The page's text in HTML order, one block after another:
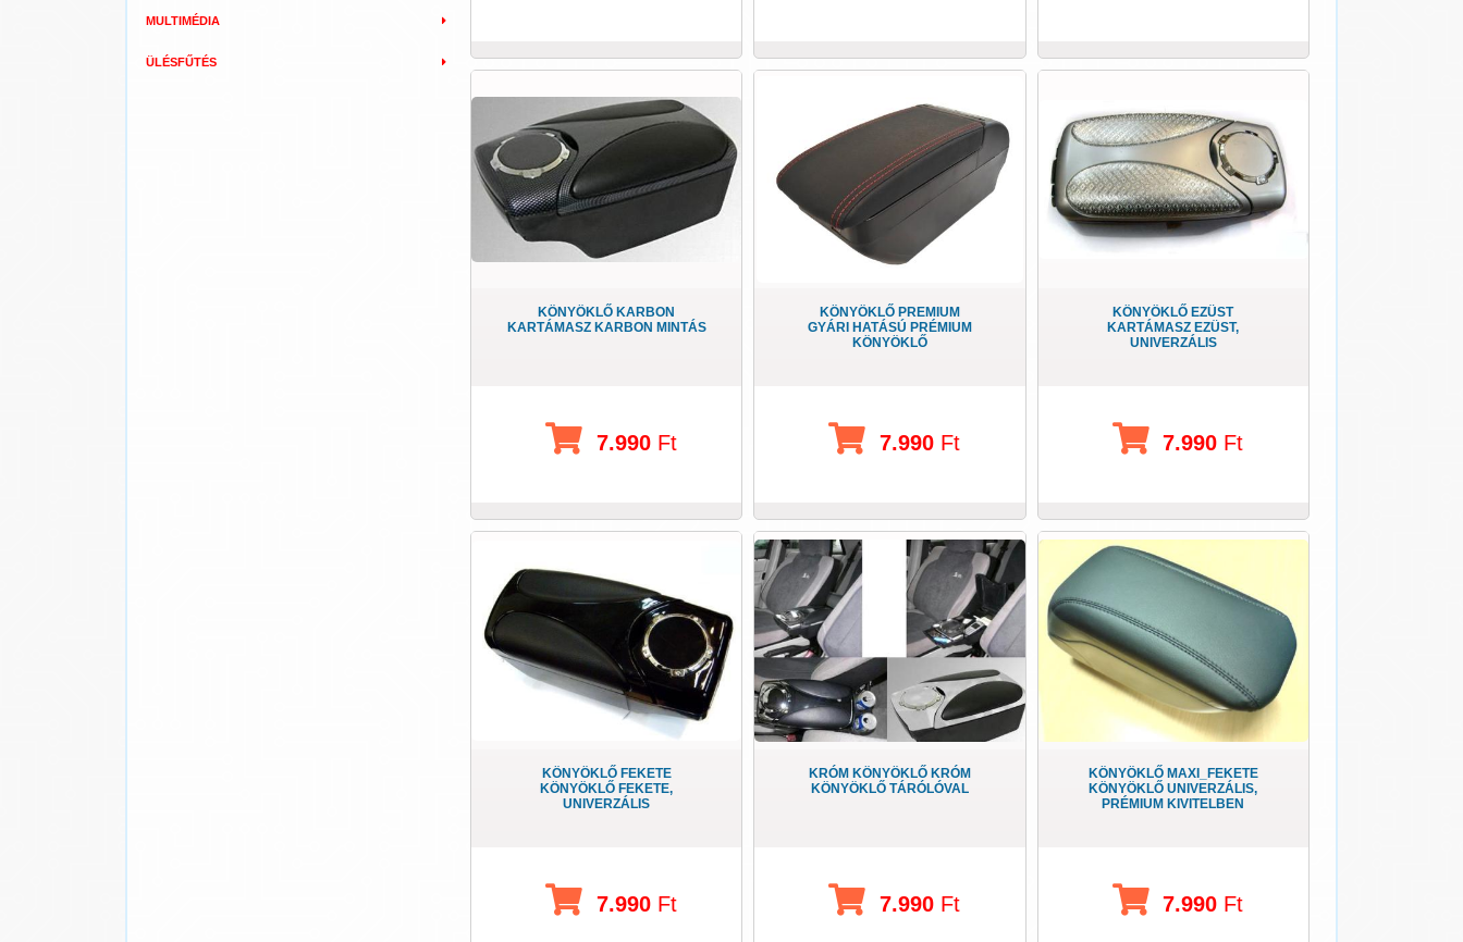
MULTIMÉDIA
ÜLÉSFŰTÉS
KÖNYÖKLŐ KARBON
KARTÁMASZ KARBON MINTÁS
7.990Ft
KÖNYÖKLŐ PREMIUM
GYÁRI HATÁSÚ PRÉMIUM
KÖNYÖKLŐ
7.990Ft
KÖNYÖKLŐ EZÜST
KARTÁMASZ EZÜST,
UNIVERZÁLIS
7.990 Ft
KÖNYÖKLŐ FEKETE
KÖNYÖKLŐ FEKETE,
UNIVERZÁLIS
7.990Ft
KRÓM KÖNYÖKLŐ KRÓM
KÖNYÖKLŐ TÁRÓLÓVAL
7.990Ft
KÖNYÖKLŐ MAXI_FEKETE
KÖNYÖKLŐ UNIVERZÁLIS,
PRÉMIUM KIVITELBEN
7.990 Ft